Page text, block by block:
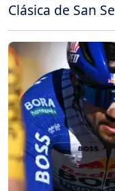
Clásica de San